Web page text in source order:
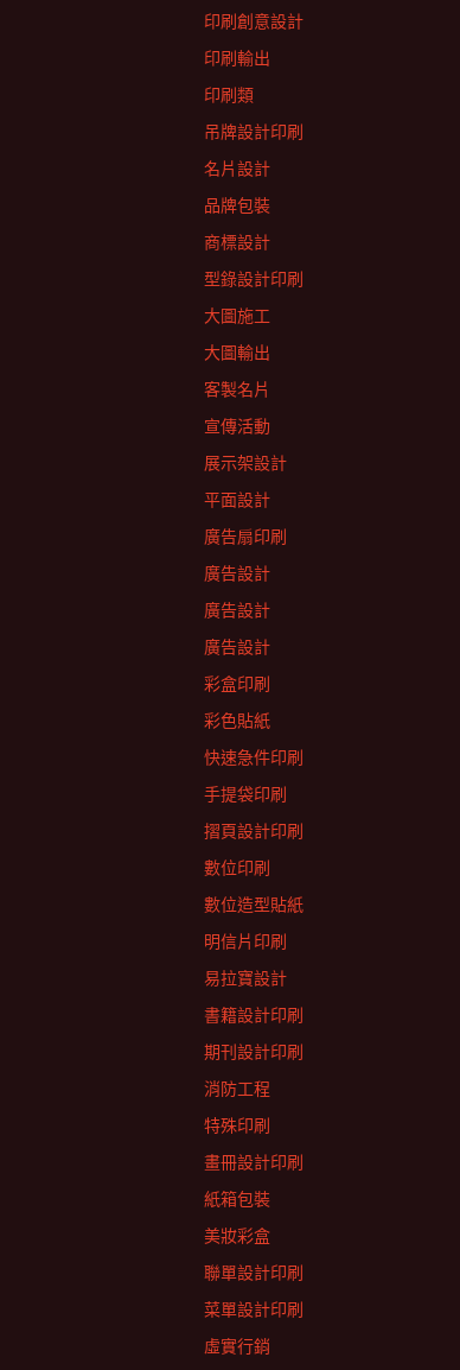
印刷創意設計
印刷輸出
印刷類
吊牌設計印刷
名片設計
品牌包裝
商標設計
型錄設計印刷
大圖施工
大圖輸出
客製名片
宣傳活動
展示架設計
平面設計
廣告扇印刷
廣告設計
廣告設計
廣告設計
彩盒印刷
彩色貼紙
快速急件印刷
手提袋印刷
摺頁設計印刷
數位印刷
數位造型貼紙
明信片印刷
易拉寶設計
書籍設計印刷
期刊設計印刷
消防工程
特殊印刷
畫冊設計印刷
紙箱包裝
美妝彩盒
聯單設計印刷
菜單設計印刷
虛實行銷